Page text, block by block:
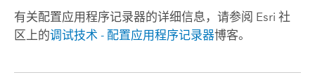
有关配置应用程序记录器的详细信息，请参阅 Esri 社
区上的调试技术 - 配置应用程序记录器博客。